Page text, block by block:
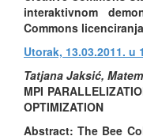
interaktivnom
Commons
Utorak, 13.03.2011. u
Tatjana Jaksić,
MPI
OPTIMIZATION
Abstract: The Bee